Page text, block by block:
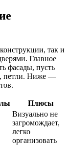
так и
Главное
фасады, пусть
петли. Ниже —
Плюсы
Визуально не
загромождает,
легко
организовать